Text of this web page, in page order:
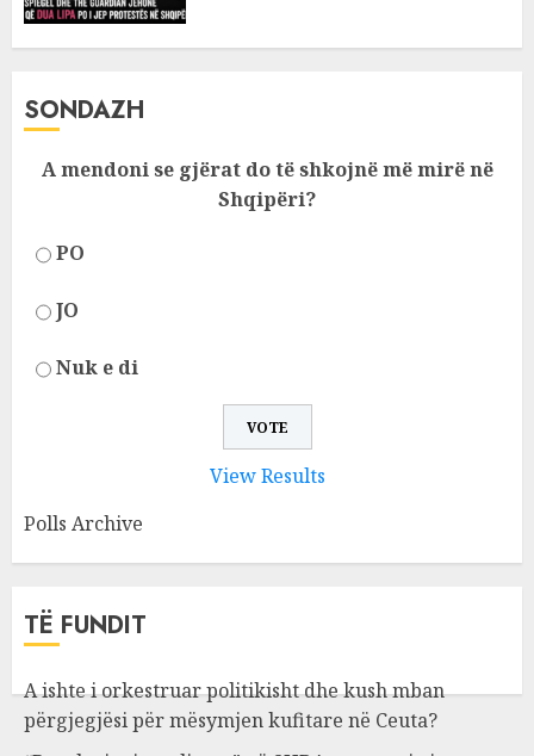
SONDAZH
A mendoni se gjërat do të shkojnë më mirë në
Shqipëri?
PO
JO
Nuk e di
View Results
Polls Archive
TË FUNDIT
A ishte i orkestruar politikisht dhe kush mban
përgjegjësi për mësymjen kufitare në Ceuta?